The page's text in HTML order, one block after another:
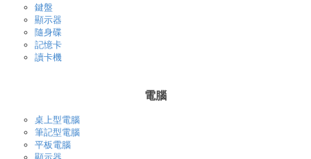
鍵盤
顯示器
隨身碟
記憶卡
讀卡機
電腦
桌上型電腦
筆記型電腦
平板電腦